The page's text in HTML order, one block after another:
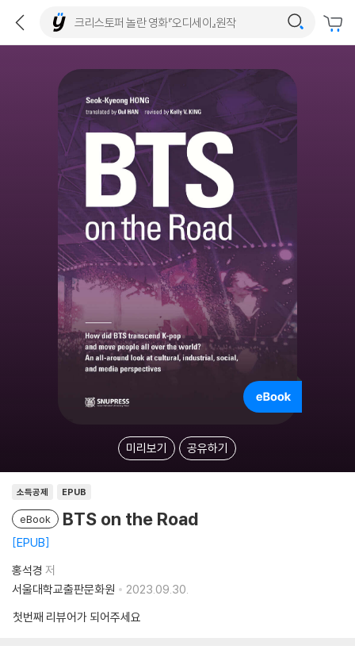
미리보기 공유하기
소득공제 EPUB
eBook BTS on the Road
EPUB
홍석경 저
서울대학교출판문화원
2023.09.30.
첫번째 리뷰어가 되어주세요